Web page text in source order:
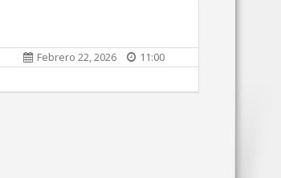
Febrero 22, 2026 11:00